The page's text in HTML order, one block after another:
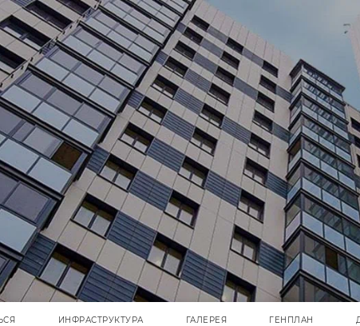
ИНФРАСТРУКТУРА ГАЛЕРЕЯ ГЕНПЛАН